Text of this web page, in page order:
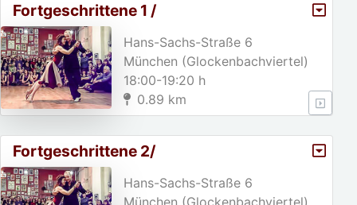
Fortgeschrittene 1 /
Hans-Sachs-Straße 6
München (Glockenbachviertel)
18:00-19:20 h
0.89 km
Fortgeschrittene 2/
Hans-Sachs-Straße 6
München (Glockenbachviertel)